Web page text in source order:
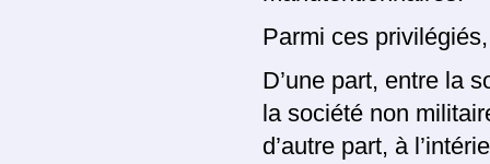
Parmi ces
D’une part, entre la
la société non
d’autre part, à